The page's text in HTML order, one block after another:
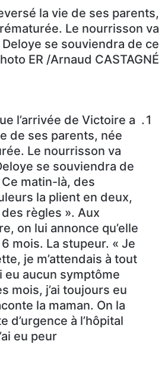
la vie de ses parents,
Le nourrisson va
se souviendra de ce
ER /Arnaud CASTAGNÉ
l’arrivée de Victoire a
de ses parents, née
Le nourrisson va
se souviendra de
matin-là, des
la plient en deux,
règles ». Aux
on lui annonce qu’elle
mois. La stupeur. « Je
je m’attendais à tout
eu aucun symptôme
mois, j’ai toujours eu
la maman. On la
d’urgence à l’hôpital
eu peur…